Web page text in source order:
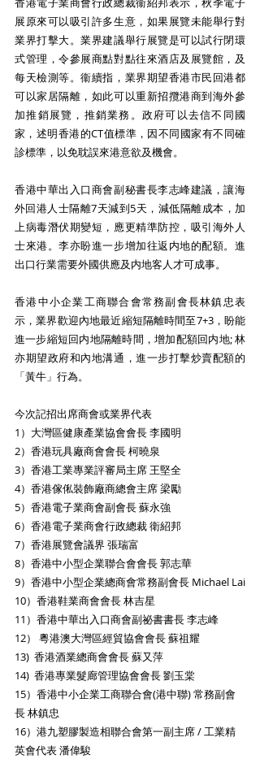
展原來可以吸引許多生意，如果展覽未能舉行對
業界打擊大。業界建議舉行展覽是可以試行閉環
式管理，令參展商點對點往來酒店及展覽館，及
每天檢測等。衞續指，業界期望香港市民回港都
可以家居隔離，如此可以重新招攬港商到海外參
加推銷展覽，推銷業務。政府可以去信不同國
家，述明香港的CT值標準，因不同國家有不同確
診標準，以免耽誤來港意欲及機會。
香港中華出入口商會副秘書長李志峰建議，讓海
外回港人士隔離7天減到5天，減低隔離成本，加
上病毒潛伏期變短，應更精準防控，吸引海外人
士來港。李亦盼進一步增加往返内地的配額。進
出口行業需要外國供應及内地客人才可成事。
香港中小企業工商聯合會常務副會長林鎮忠表
示，業界歡迎內地最近縮短隔離時間至7+3，盼能
進一步縮短回内地隔離時間，增加配額回内地; 林
亦期望政府和內地溝通，進一步打擊炒賣配額的
「黃牛」行為。
今次記招出席商會或業界代表
1）大灣區健康產業協會會長 李國明
2）香港玩具廠商會會長 柯曉泉
3）香港工業專業評審局主席 王堅全
4）香港傢俬裝飾廠商總會主席 梁勵
5）香港電子業商會副會長 蘇永強
6）香港電子業商會行政總裁 衛紹邦
7）香港展覽會議界 張瑞富
8）香港中小型企業聯合會會長 郭志華
9）香港中小型企業總商會常務副會長 Michael Lai
10）香港鞋業商會會長 林吉星
11）香港中華出入口商會副祕書書長 李志峰
12） 粵港澳大灣區經貿協會會長 蘇祖耀
13)  香港酒業總商會會長 蘇又萍
14)  香港專業髮廊管理協會會長 劉玉棠
15）香港中小企業工商聯合會(港中聯) 常務副會
長 林鎮忠
16）港九塑膠製造相聯合會第一副主席 / 工業精
英會代表 潘偉駿